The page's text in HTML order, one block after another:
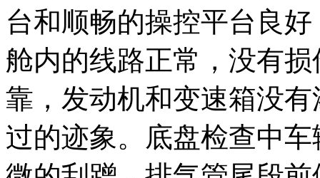
台和顺畅的操控平台良
舱内的线路正常，没有
靠，发动机和变速箱没
过的迹象。底盘检查中